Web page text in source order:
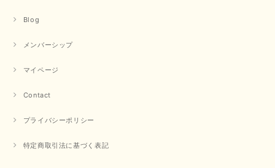
Blog
メンバーシップ
マイページ
Contact
プライバシーポリシー
特定商取引法に基づく表記